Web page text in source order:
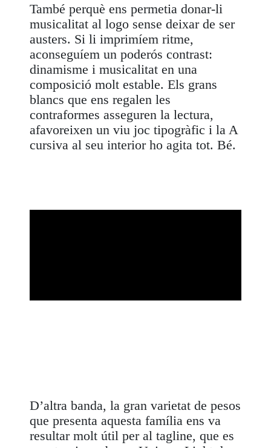
També perquè ens permetia donar-li
musicalitat al logo sense deixar de ser
austers. Si li imprimíem ritme,
aconseguíem un poderós contrast:
dinamisme i musicalitat en una
composició molt estable. Els grans
blancs que ens regalen les
contraformes asseguren la lectura,
afavoreixen un viu joc tipogràfic i la A
cursiva al seu interior ho agita tot. Bé.
D’altra banda, la gran varietat de pesos
que presenta aquesta família ens va
resultar molt útil per al tagline, que es